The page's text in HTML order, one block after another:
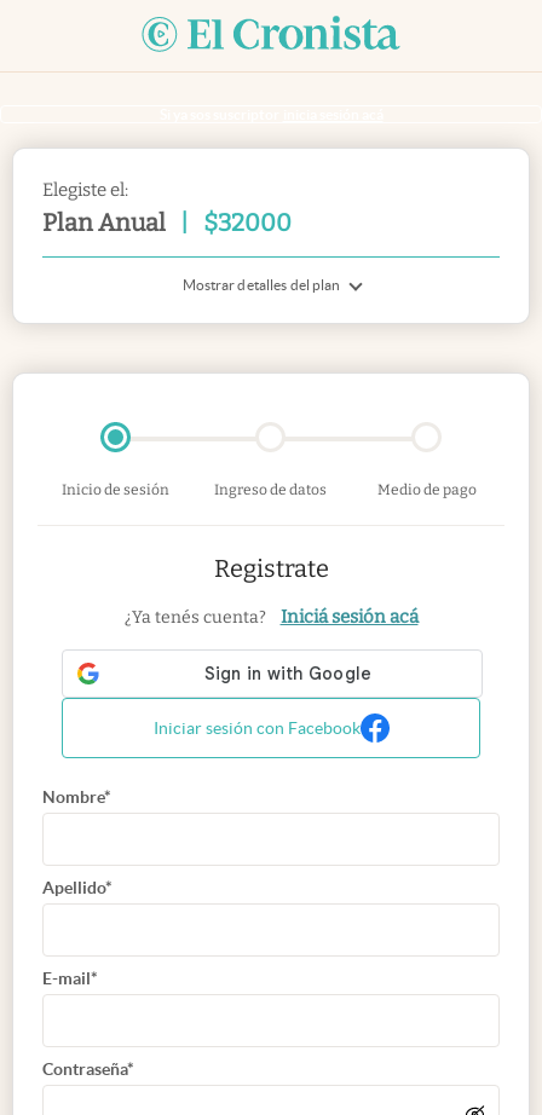
Elegiste el:
Plan Anual $32000
Mostrar detalles del plan
Inicio de sesión Ingreso de datos Medio de pago
Registrate
¿Ya tenés cuenta? Iniciá sesión acá
Iniciar sesión con Facebook
Nombre*
Apellido*
E-mail*
Contraseña*